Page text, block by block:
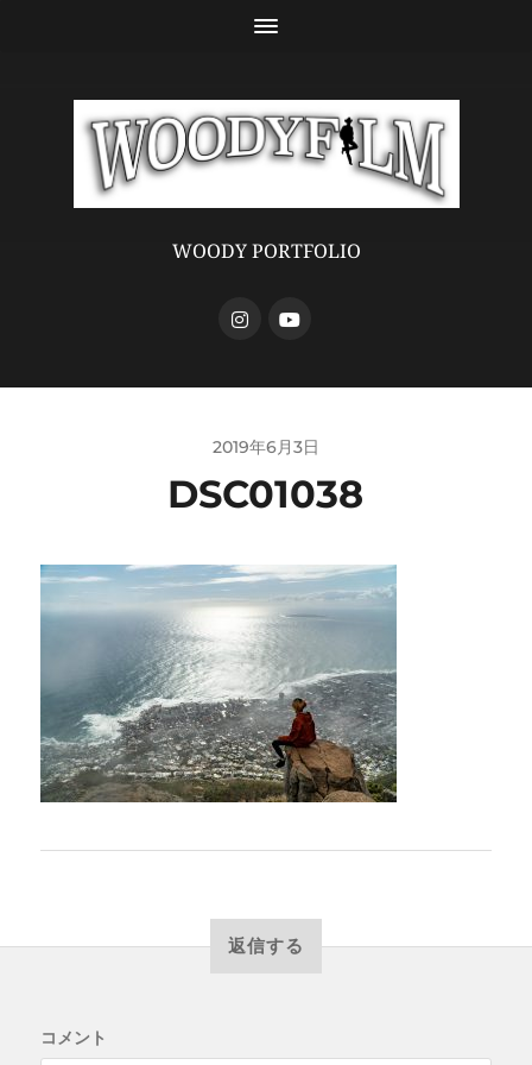
WOODY PORTFOLIO
2019年6月3日
DSC01038
返信する
コメント